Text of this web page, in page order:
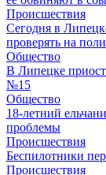
Происшествия
Сегодня в
проверять на
Общество
В Липецке
№15
Общество
18-летний
проблемы
Происшествия
Беспилотники
Происшествия